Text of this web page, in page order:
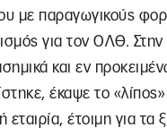
με παραγωγικούς
για τον ΟΛΘ.
και εν
έκαψε το
εταιρία, έτοιμη για τα